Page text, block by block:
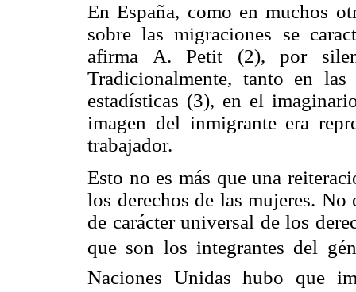
En España, como en muchos
sobre las migraciones se
afirma A. Petit (2), por
Tradicionalmente, tanto en las
estadísticas (3), en el
imagen del inmigrante era
trabajador.
Esto no es más que una
los derechos de las mujeres. No
de carácter universal de los
que son los integrantes del
Naciones Unidas hubo que